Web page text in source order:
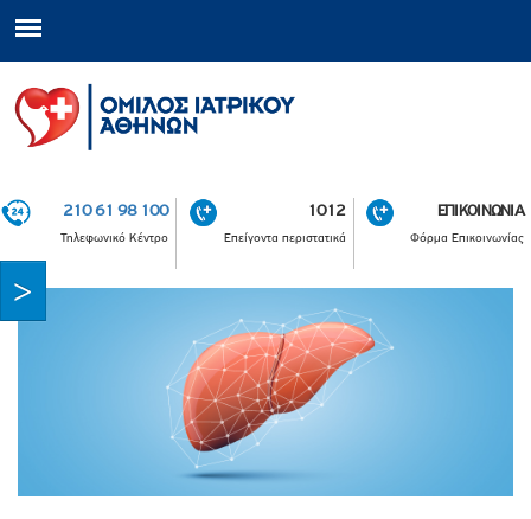
210 61 98 100
Τηλεφωνικό Κέντρο
1012
Επείγοντα περιστατικά
ΕΠΙΚΟΙΝΩΝΙΑ
Φόρμα Επικοινωνίας